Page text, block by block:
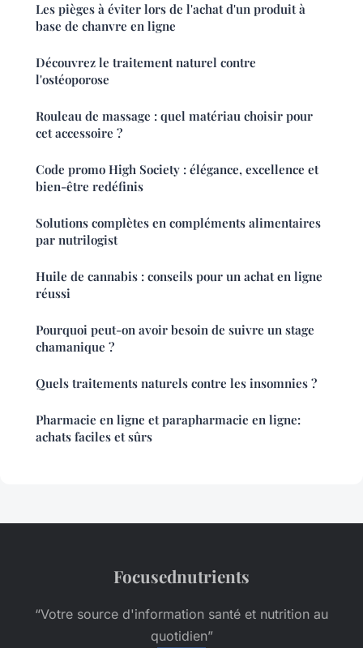
Les pièges à éviter lors de l'achat d'un produit à
base de chanvre en ligne
Découvrez le traitement naturel contre
l'ostéoporose
Rouleau de massage : quel matériau choisir pour
cet accessoire ?
Code promo High Society : élégance, excellence et
bien-être redéfinis
Solutions complètes en compléments alimentaires
par nutrilogist
Huile de cannabis : conseils pour un achat en ligne
réussi
Pourquoi peut-on avoir besoin de suivre un stage
chamanique ?
Quels traitements naturels contre les insomnies ?
Pharmacie en ligne et parapharmacie en ligne:
achats faciles et sûrs
Focusednutrients
“Votre source d'information santé et nutrition au
quotidien”